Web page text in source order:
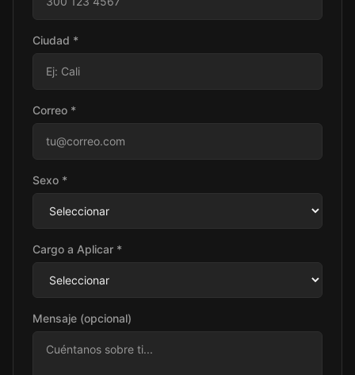
Ciudad *
Correo *
Sexo *
Cargo a Aplicar *
Mensaje (opcional)